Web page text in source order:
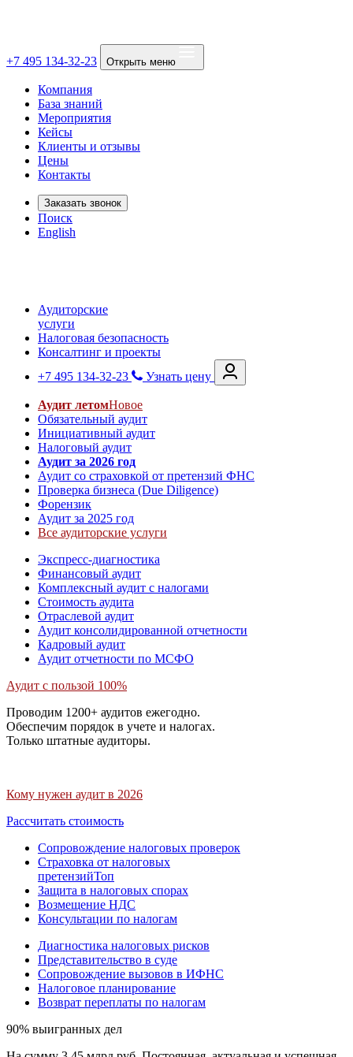
+7 495 134-32-23 Открыть меню
Компания
База знаний
Мероприятия
Кейсы
Клиенты и отзывы
Цены
Контакты
Заказать звонок
Поиск
English
Аудиторские
услуги
Налоговая безопасность
Консалтинг и проекты
+7 495 134-32-23
Узнать цену
Аудит летомНовое
Обязательный аудит
Инициативный аудит
Налоговый аудит
Аудит за 2026 год
Аудит со страховкой от претензий ФНС
Проверка бизнеса (Due Diligence)
Форензик
Аудит за 2025 год
Все аудиторские услуги
Экспресс-диагностика
Финансовый аудит
Комплексный аудит с налогами
Стоимость аудита
Отраслевой аудит
Аудит консолидированной отчетности
Кадровый аудит
Аудит отчетности по МСФО
Аудит с пользой 100%
Проводим 1200+ аудитов ежегодно.
Обеспечим порядок в учете и налогах.
Только штатные аудиторы.
Кому нужен аудит в 2026
Рассчитать стоимость
Сопровождение налоговых проверок
Страховка от налоговых
претензийТоп
Защита в налоговых спорах
Возмещение НДС
Консультации по налогам
Диагностика налоговых рисков
Представительство в суде
Сопровождение вызовов в ИФНС
Налоговое планирование
Возврат переплаты по налогам
90% выигранных дел